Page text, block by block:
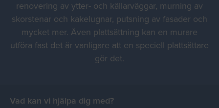
renovering av ytter- och källarväggar, murning av
skorstenar och kakelugnar, putsning av fasader och
mycket mer. Även plattsättning kan en murare
utföra fast det är vanligare att en speciell plattsättare
gör det.
Vad kan vi hjälpa dig med?